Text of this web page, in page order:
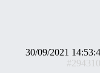
30/09/2021